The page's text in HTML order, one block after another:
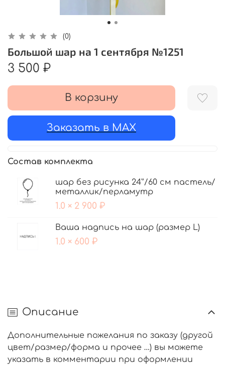
(0)
Большой шар на 1 сентября №1251
3 500 ₽
В корзину
Заказать в MAX
Состав комплекта
шар без рисунка 24'’/60 см пастель/
металлик/перламутр
1.0 × 2 900 ₽
Ваша надпись на шар (размер L)
1.0 × 600 ₽
Описание
Дополнительные пожелания по заказу (другой
цвет/размер/форма и прочее …) вы можете
указать в комментарии при оформлении